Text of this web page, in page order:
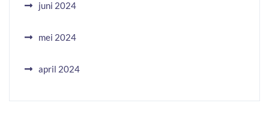
juni 2024
mei 2024
april 2024